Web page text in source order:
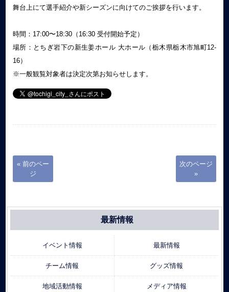
舞台上にて選手紹介や新シーズンに向けてのご挨拶を行います。
時間：17:00〜18:30（16:30 受付開始予定）
場所：とちぎ岩下の新生姜ホール 大ホール（栃木県栃木市旭町12-
16）
※一般観覧対象者は決定次第お知らせします。
« 前のペー
ジ
次のページ
»
最新情報
イベント情報 最新情報
チーム情報 グッズ情報
地域活動情報 メディア情報